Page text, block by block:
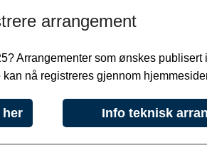
arrangement
Arrangementer som ønskes publisert i
nå registreres gjennom
Info teknisk